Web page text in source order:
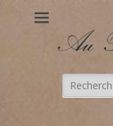
Le site
Recherche
de: